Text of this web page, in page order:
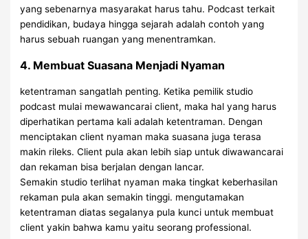
yang sebenarnya masyarakat harus tahu. Podcast terkait
pendidikan, budaya hingga sejarah adalah contoh yang
harus sebuah ruangan yang menentramkan.
4. Membuat Suasana Menjadi Nyaman
ketentraman sangatlah penting. Ketika pemilik studio
podcast mulai mewawancarai client, maka hal yang harus
diperhatikan pertama kali adalah ketentraman. Dengan
menciptakan client nyaman maka suasana juga terasa
makin rileks. Client pula akan lebih siap untuk diwawancarai
dan rekaman bisa berjalan dengan lancar.
Semakin studio terlihat nyaman maka tingkat keberhasilan
rekaman pula akan semakin tinggi. mengutamakan
ketentraman diatas segalanya pula kunci untuk membuat
client yakin bahwa kamu yaitu seorang professional.